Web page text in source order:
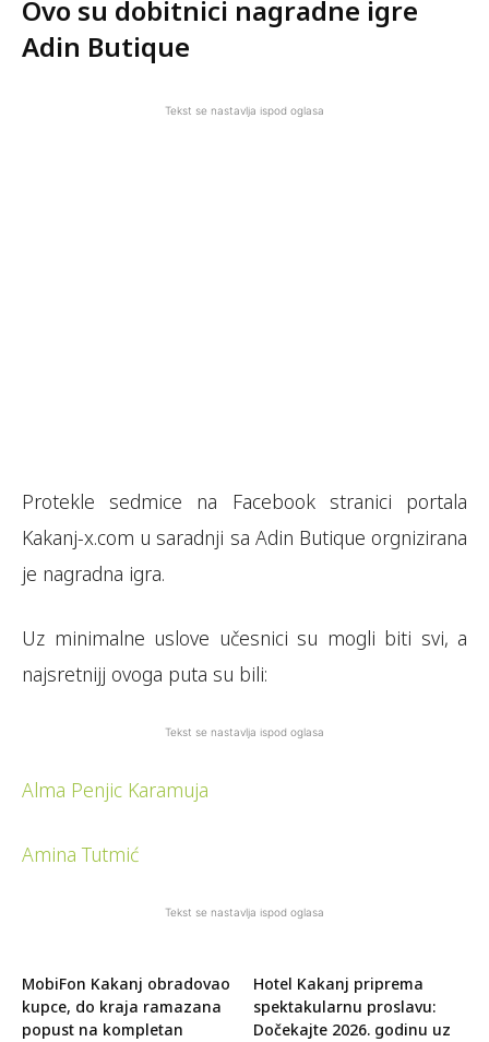
Ovo su dobitnici nagradne igre
Adin Butique
Tekst se nastavlja ispod oglasa
Protekle sedmice na Facebook stranici portala
Kakanj-x.com u saradnji sa Adin Butique orgnizirana
je nagradna igra.
Uz minimalne uslove učesnici su mogli biti svi, a
najsretnijj ovoga puta su bili:
Tekst se nastavlja ispod oglasa
Alma Penjic Karamuja
Amina Tutmić
Tekst se nastavlja ispod oglasa
MobiFon Kakanj obradovao
kupce, do kraja ramazana
popust na kompletan
Hotel Kakanj priprema
spektakularnu proslavu:
Dočekajte 2026. godinu uz